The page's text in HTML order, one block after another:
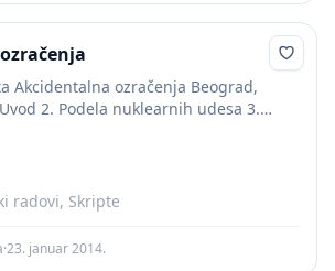
Akcidentalna ozračenja Beograd,
2. Podela nuklearnih udesa 3.
radovi, Skripte
·23. januar 2014.